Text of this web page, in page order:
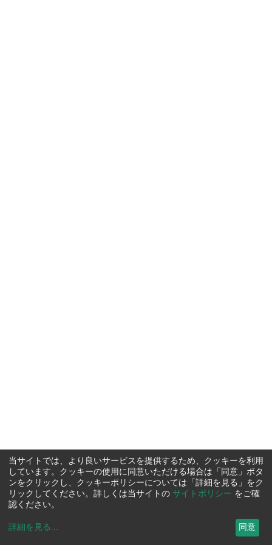
当サイトでは、より良いサービスを提供するため、クッキーを利用
しています。クッキーの使用に同意いただける場合は「同意」ボタ
ンをクリックし、クッキーポリシーについては「詳細を見る」をク
リックしてください。詳しくは当サイトの サイトポリシー をご確
認ください。
詳細を見る ... 同意